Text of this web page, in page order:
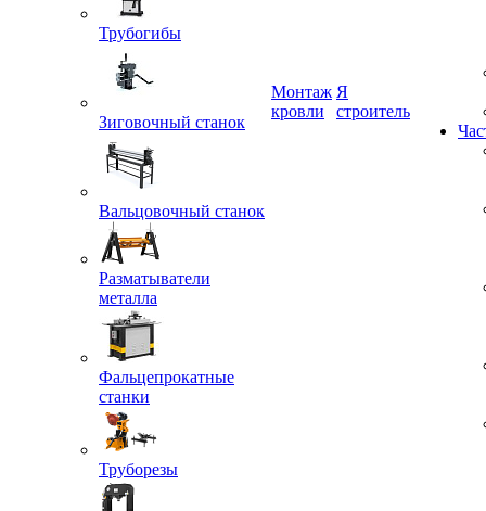
Трубогибы
Зиговочный станок
Вальцовочный станок
Разматыватели
металла
Фальцепрокатные
станки
Труборезы
Монтаж
кровли
Я
строитель